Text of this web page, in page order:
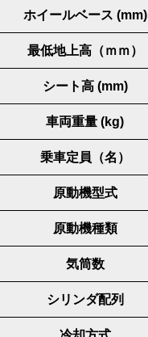
ホイールベース (mm)
最低地上高（ｍｍ）
シート高 (mm)
車両重量 (kg)
乗車定員（名）
原動機型式
原動機種類
気筒数
シリンダ配列